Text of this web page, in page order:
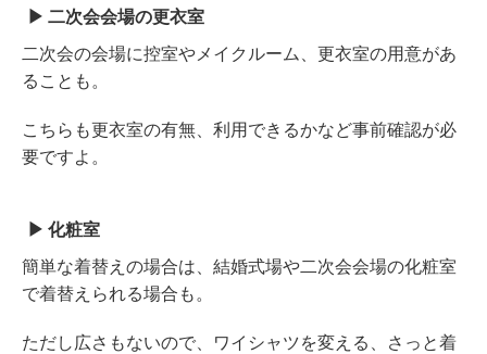
二次会会場の更衣室
二次会の会場に控室やメイクルーム、更衣室の用意があ
ることも。
こちらも更衣室の有無、利用できるかなど事前確認が必
要ですよ。
化粧室
簡単な着替えの場合は、結婚式場や二次会会場の化粧室
で着替えられる場合も。
ただし広さもないので、ワイシャツを変える、さっと着